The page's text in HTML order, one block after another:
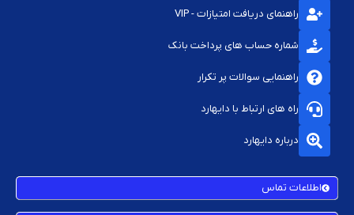
راهنمای دریافت امتیازات - VIP
شماره حساب های پرداخت بانک
راهنمایی سوالات پر تکرار
راه های ارتباط با دایهارد
درباره دایهارد
اطلاعات تماس